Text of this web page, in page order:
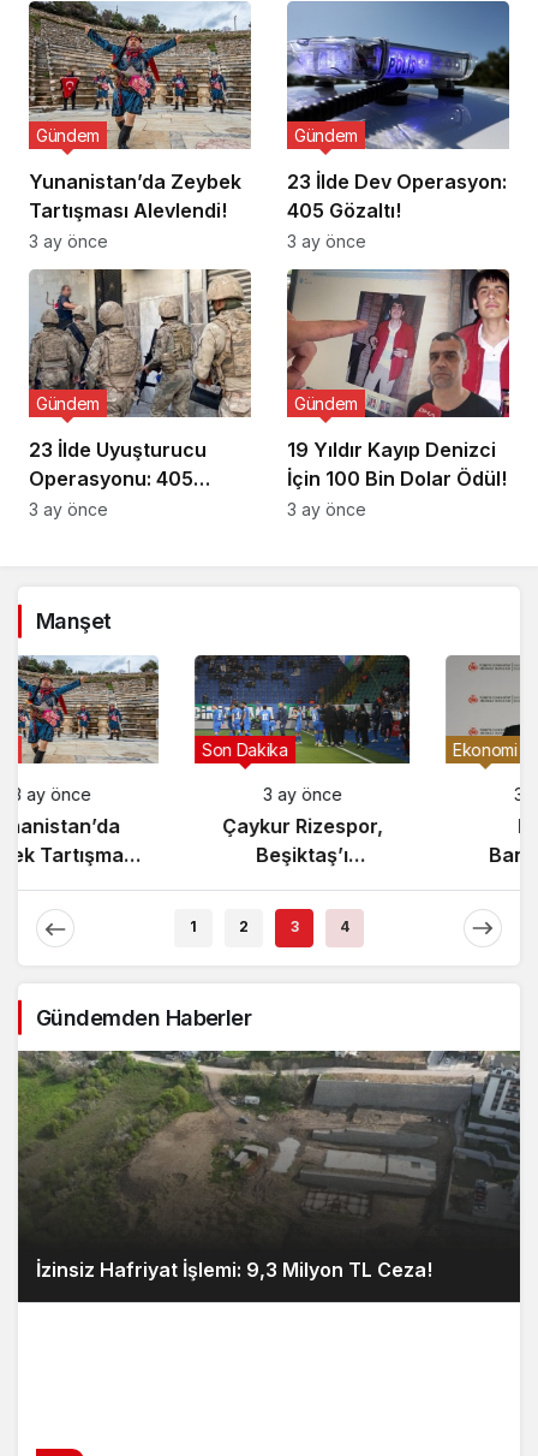
Yunanistan’da Zeybek
Tartışması Alevlendi!
Gündem
3 ay önce
23 İlde Dev Operasyon:
405 Gözaltı!
Gündem
3 ay önce
23 İlde Uyuşturucu
Operasyonu: 405
Gözaltı!
Gündem
3 ay önce
19 Yıldır Kayıp Denizci
İçin 100 Bin Dolar Ödül!
Gündem
3 ay önce
Manşet
Gündem
Yunanistan’da
Zeybek Tartışması
Son Dakika
Çaykur Rizespor,
Beşiktaş’ı
1 2 3 4
Gündemden Haberler
İzinsiz Hafriyat İşlemi: 9,3 Milyon TL Ceza!